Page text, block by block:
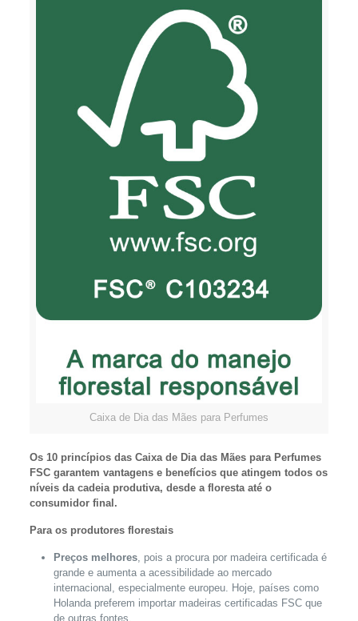
Caixa de Dia das Mães para Perfumes
Os 10 princípios das Caixa de Dia das Mães para Perfumes
FSC garantem vantagens e benefícios que atingem todos os
níveis da cadeia produtiva, desde a floresta até o
consumidor final.
Para os produtores florestais
Preços melhores, pois a procura por madeira certificada é
grande e aumenta a acessibilidade ao mercado
internacional, especialmente europeu. Hoje, países como
Holanda preferem importar madeiras certificadas FSC que
de outras fontes.